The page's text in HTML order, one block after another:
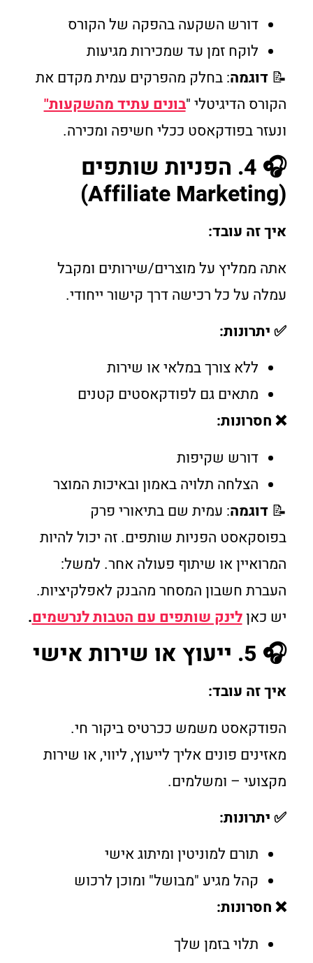
דורש השקעה בהפקה של הקורס
לוקח זמן עד שמכירות מגיעות
📝דוגמה: בחלק מהפרקים עמית מקדם את
הקורס הדיגיטלי "בונים עתיד מהשקעות"
ונעזר בפודקאסט ככלי חשיפה ומכירה.
🎧 4. הפניות שותפים
(Affiliate Marketing)
איך זה עובד:
אתה ממליץ על מוצרים/שירותים ומקבל
עמלה על כל רכישה דרך קישור ייחודי.
✅ יתרונות:
ללא צורך במלאי או שירות
מתאים גם לפודקאסטים קטנים
❌ חסרונות:
דורש שקיפות
הצלחה תלויה באמון ובאיכות המוצר
📝דוגמה: עמית שם בתיאורי פרק
בפוסקאסט הפניות שותפים. זה יכול להיות
המרואיין או שיתוף פעולה אחר. למשל:
העברת חשבון המסחר מהבנק לאפלקיציות.
יש כאןלינק שותפים עם הטבות לנרשמים.
🎧 5. ייעוץ או שירות אישי
איך זה עובד:
הפודקאסט משמש ככרטיס ביקור חי.
מאזינים פונים אליך לייעוץ, ליווי, או שירות
מקצועי – ומשלמים.
✅ יתרונות:
תורם למוניטין ומיתוג אישי
קהל מגיע "מבושל" ומוכן לרכוש
❌ חסרונות:
תלוי בזמן שלך